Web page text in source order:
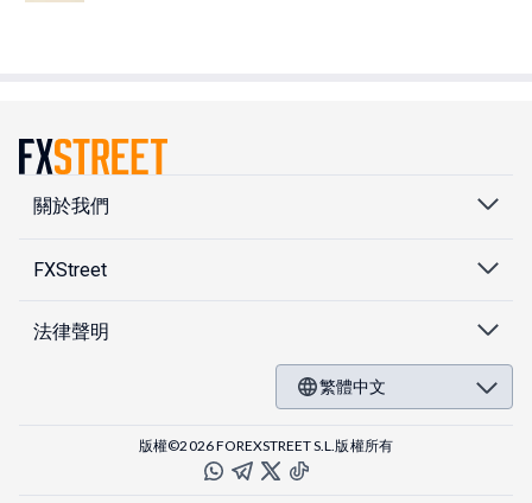
關於我們
FXStreet
法律聲明
繁體中文
版權©2026 FOREXSTREET S.L.版權所有